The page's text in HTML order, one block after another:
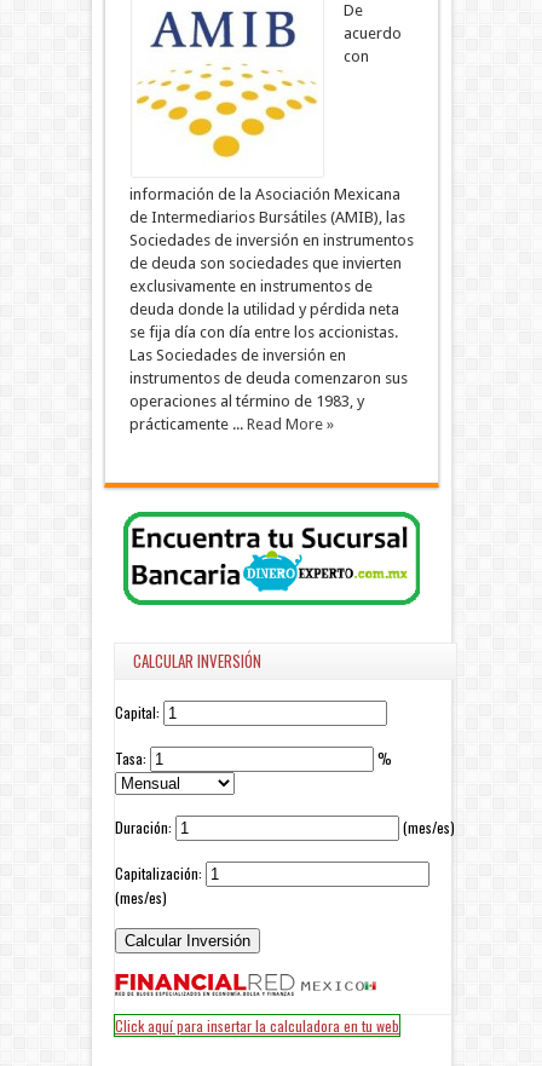
De
acuerdo
con
información de la Asociación Mexicana
de Intermediarios Bursátiles (AMIB), las
Sociedades de inversión en instrumentos
de deuda son sociedades que invierten
exclusivamente en instrumentos de
deuda donde la utilidad y pérdida neta
se fija día con día entre los accionistas.
Las Sociedades de inversión en
instrumentos de deuda comenzaron sus
operaciones al término de 1983, y
prácticamente ... Read More »